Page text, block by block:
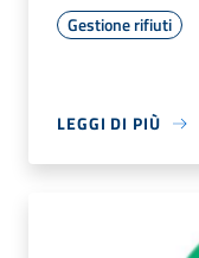
Gestione rifiuti
LEGGI DI PIÙ